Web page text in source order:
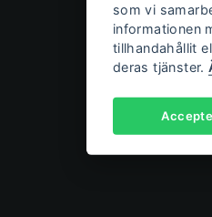
som vi
informationen
tillhandahållit
deras tjänster.